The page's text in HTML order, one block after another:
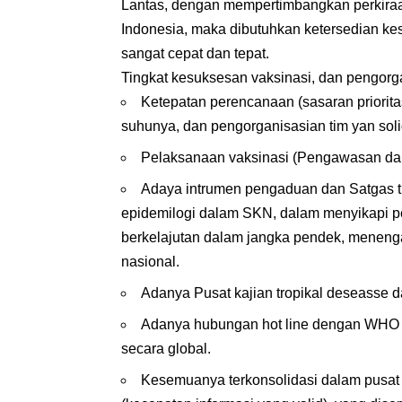
Lantas, dengan mempertimbangkan
Indonesia, maka dibutuhkan ketersedian
sangat cepat dan tepat.
Tingkat kesuksesan vaksinasi, dan
Ketepatan perencanaan (sasaran
suhunya, dan pengorganisasian tim yan
Pelaksanaan vaksinasi (Pengawasan
Adaya intrumen pengaduan dan
epidemilogi dalam SKN, dalam menyikapi
berkelajutan dalam jangka pendek,
nasional.
Adanya Pusat kajian tropikal deseasse
Adanya hubungan hot line dengan
secara global.
Kesemuanya terkonsolidasi dalam